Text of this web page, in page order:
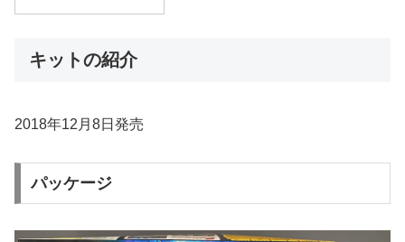
キットの紹介
2018年12月8日発売
パッケージ